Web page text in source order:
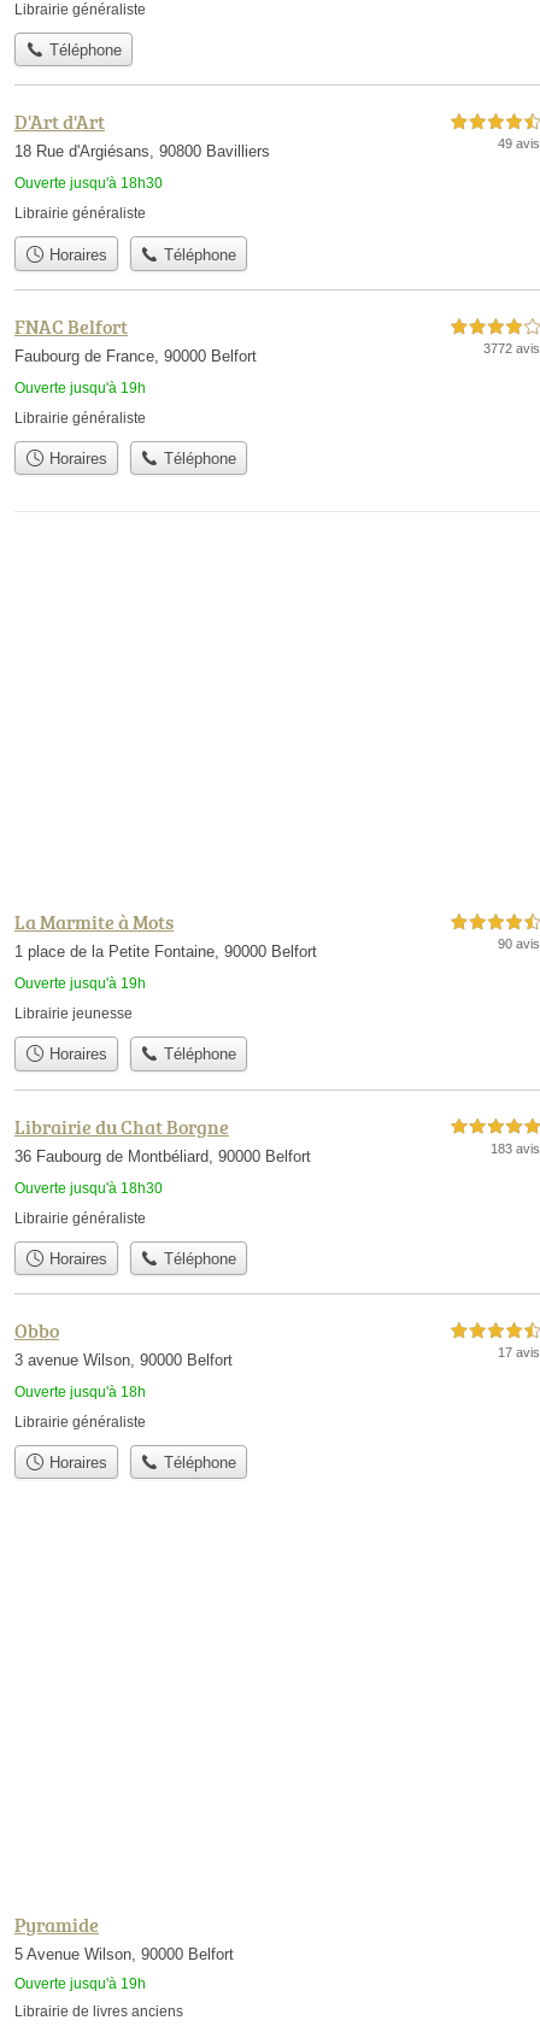
Librairie généraliste
Téléphone
D'Art d'Art
18 Rue d'Argiésans, 90800 Bavilliers
Ouverte jusqu'à 18h30
4,5 étoiles sur 5
49 avis
Librairie généraliste
Horaires Téléphone
FNAC Belfort
Faubourg de France, 90000 Belfort
Ouverte jusqu'à 19h
4,0 étoiles sur 5
3772 avis
Librairie généraliste
Horaires Téléphone
La Marmite à Mots
1 place de la Petite Fontaine, 90000 Belfort
Ouverte jusqu'à 19h
4,5 étoiles sur 5
90 avis
Librairie jeunesse
Horaires Téléphone
Librairie du Chat Borgne
36 Faubourg de Montbéliard, 90000 Belfort
Ouverte jusqu'à 18h30
5,0 étoiles sur 5
183 avis
Librairie généraliste
Horaires Téléphone
Obbo
3 avenue Wilson, 90000 Belfort
Ouverte jusqu'à 18h
4,5 étoiles sur 5
17 avis
Librairie généraliste
Horaires Téléphone
Pyramide
5 Avenue Wilson, 90000 Belfort
Ouverte jusqu'à 19h
Librairie de livres anciens